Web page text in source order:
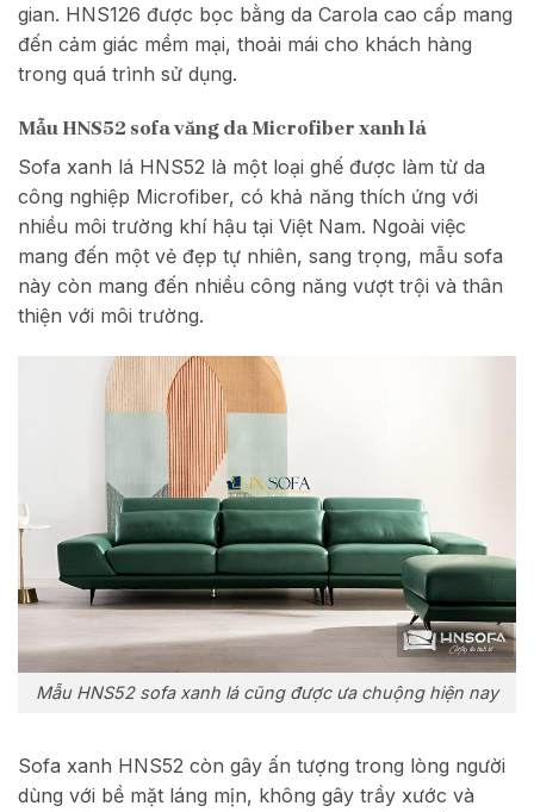
gian. HNS126 được bọc bằng da Carola cao cấp mang
đến cảm giác mềm mại, thoải mái cho khách hàng
trong quá trình sử dụng.
Mẫu HNS52 sofa văng da Microfiber xanh lá
Sofa xanh lá HNS52 là một loại ghế được làm từ da
công nghiệp Microfiber, có khả năng thích ứng với
nhiều môi trường khí hậu tại Việt Nam. Ngoài việc
mang đến một vẻ đẹp tự nhiên, sang trọng, mẫu sofa
này còn mang đến nhiều công năng vượt trội và thân
thiện với môi trường.
Mẫu HNS52 sofa xanh lá cũng được ưa chuộng hiện nay
Sofa xanh HNS52 còn gây ấn tượng trong lòng người
dùng với bề mặt láng mịn, không gây trầy xước và